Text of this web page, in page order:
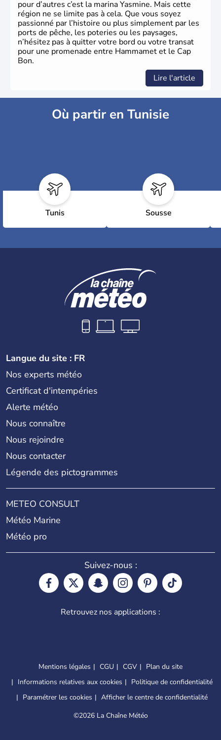
pour d’autres c’est la marina Yasmine. Mais cette
région ne se limite pas à cela. Que vous soyez
passionné par l’histoire ou plus simplement par les
ports de pêche, les poteries ou les paysages,
n’hésitez pas à quitter votre bord ou votre transat
pour une promenade entre Hammamet et le Cap
Bon.
Lire l'article
Où partir en Tunisie
Tunis Sousse
Langue du site : FR
Nos experts météo
Certificat d'intempéries
Alerte météo
Nous connaître
Nous rejoindre
Nous contacter
Légende des pictogrammes
METEO CONSULT
Météo Marine
Météo pro
Suivez-nous :
Retrouvez nos applications :
Mentions légales CGU CGV
Plan du site
Informations relatives aux cookies
Politique de confidentialité
Paramétrer les cookies
Afficher le centre de confidentialité
©2026 La Chaîne Météo